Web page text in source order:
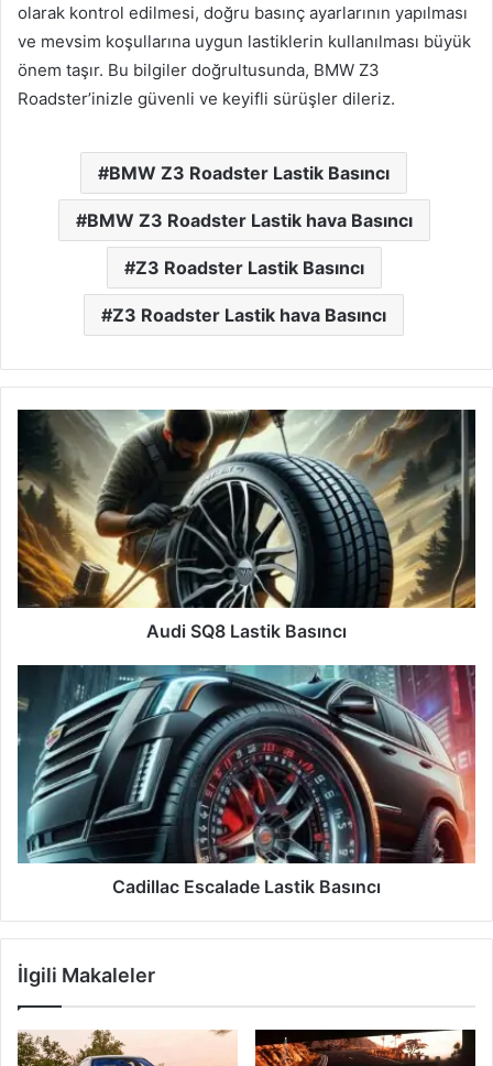
olarak kontrol edilmesi, doğru basınç ayarlarının yapılması
ve mevsim koşullarına uygun lastiklerin kullanılması büyük
önem taşır. Bu bilgiler doğrultusunda, BMW Z3
Roadster’inizle güvenli ve keyifli sürüşler dileriz.
BMW Z3 Roadster Lastik Basıncı
BMW Z3 Roadster Lastik hava Basıncı
Z3 Roadster Lastik Basıncı
Z3 Roadster Lastik hava Basıncı
Lastik
Basıncı
Audi SQ8 Lastik Basıncı
Cadillac
Escalade
Lastik
Basıncı
Cadillac Escalade Lastik Basıncı
İlgili Makaleler